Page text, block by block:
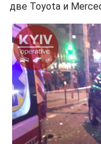
две Toyota и